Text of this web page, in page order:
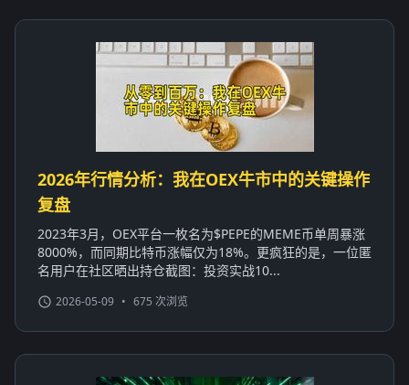
2026年行情分析：我在OEX牛市中的关键操作
复盘
2023年3月，OEX平台一枚名为$PEPE的MEME币单周暴涨
8000%，而同期比特币涨幅仅为18%。更疯狂的是，一位匿
名用户在社区晒出持仓截图：投资实战10...
2026-05-09 • 675 次浏览